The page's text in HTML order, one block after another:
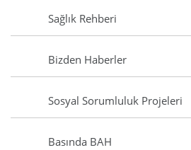
Sağlık Rehberi
Bizden Haberler
Sosyal Sorumluluk Projeleri
Basında BAH